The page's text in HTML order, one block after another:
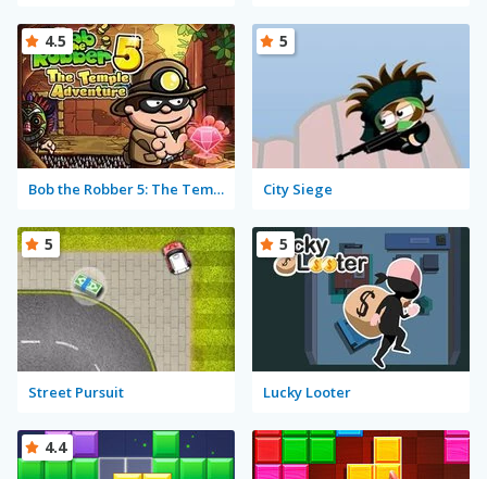
Bob the Robber 5: The Temple Adventure
4.5
City Siege
5
Street Pursuit
5
Lucky Looter
5
4.4